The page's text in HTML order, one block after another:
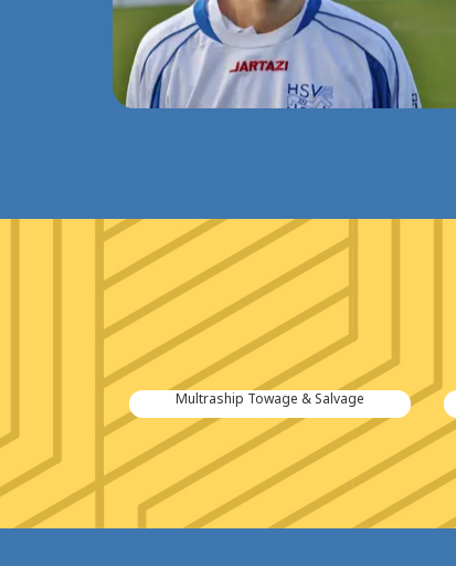
Multraship Towage & Salvage